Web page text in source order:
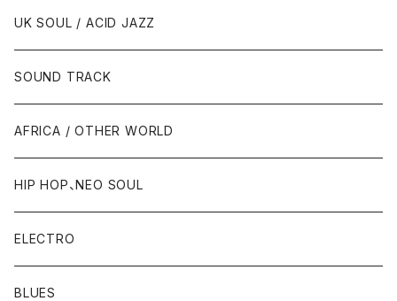
UK SOUL / ACID JAZZ
SOUND TRACK
AFRICA / OTHER WORLD
HIP HOP、NEO SOUL
ELECTRO
BLUES